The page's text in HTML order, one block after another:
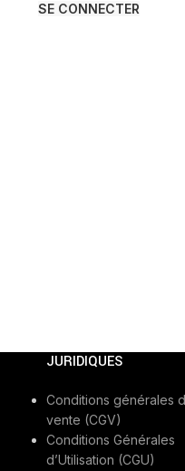
SE CONNECTER
JURIDIQUES
Conditions générales
vente (CGV)
Conditions Générales
d’Utilisation (CGU)